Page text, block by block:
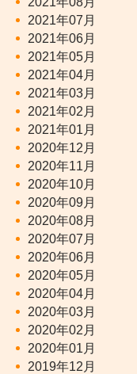
2021年07月
2021年06月
2021年05月
2021年04月
2021年03月
2021年02月
2021年01月
2020年12月
2020年11月
2020年10月
2020年09月
2020年08月
2020年07月
2020年06月
2020年05月
2020年04月
2020年03月
2020年02月
2020年01月
2019年12月